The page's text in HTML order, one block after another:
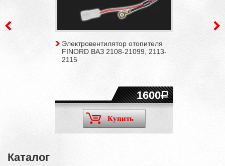
Электровентилятор отопителя
FINORD ВАЗ 2108-21099, 2113-
2115
1600
Купить
Каталог